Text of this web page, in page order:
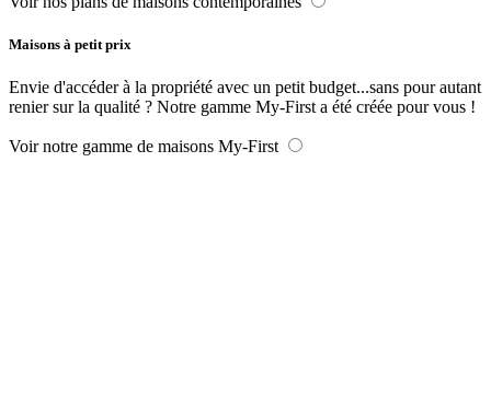
Maisons à petit prix
Envie d'accéder à la propriété avec un petit budget...sans pour autant
renier sur la qualité ? Notre gamme My-First a été créée pour vous !
Voir notre gamme de maisons My-First